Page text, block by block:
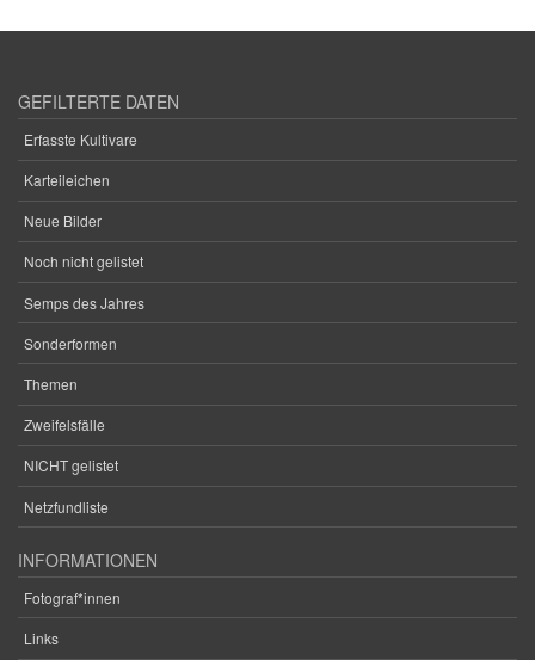
GEFILTERTE DATEN
Erfasste Kultivare
Karteileichen
Neue Bilder
Noch nicht gelistet
Semps des Jahres
Sonderformen
Themen
Zweifelsfälle
NICHT gelistet
Netzfundliste
INFORMATIONEN
Fotograf*innen
Links